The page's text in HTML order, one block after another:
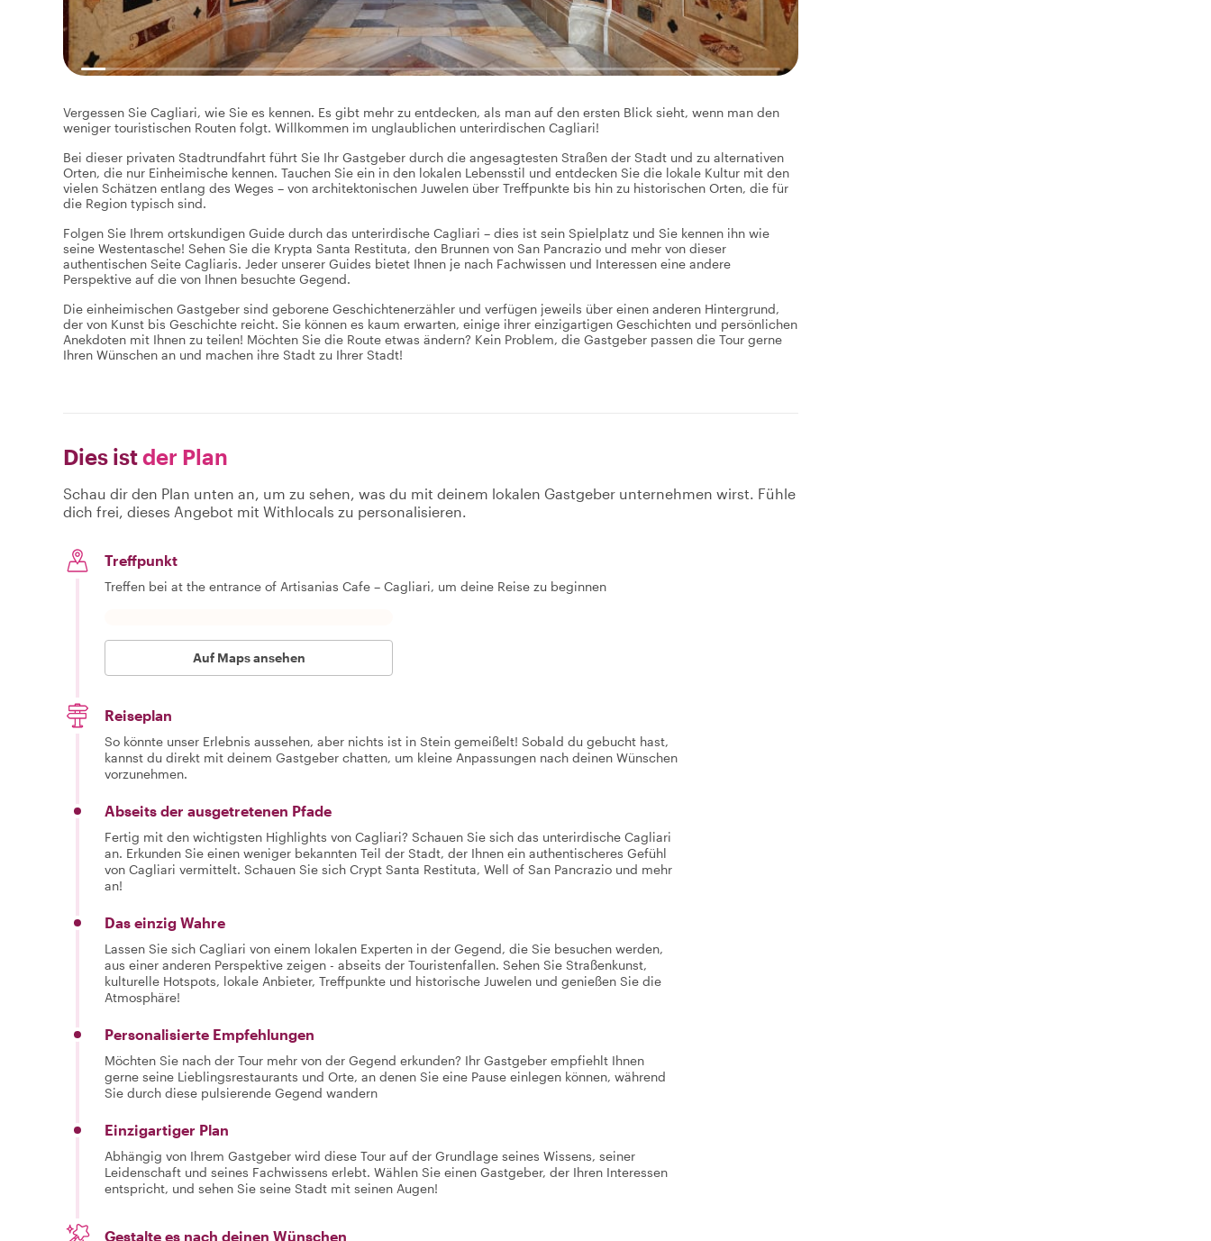
Vergessen Sie Cagliari, wie Sie es kennen. Es gibt mehr zu entdecken, als man auf den ersten Blick sieht, wenn man den
weniger touristischen Routen folgt. Willkommen im unglaublichen unterirdischen Cagliari!
Bei dieser privaten Stadtrundfahrt führt Sie Ihr Gastgeber durch die angesagtesten Straßen der Stadt und zu alternativen
Orten, die nur Einheimische kennen. Tauchen Sie ein in den lokalen Lebensstil und entdecken Sie die lokale Kultur mit den
vielen Schätzen entlang des Weges – von architektonischen Juwelen über Treffpunkte bis hin zu historischen Orten, die für
die Region typisch sind.
Folgen Sie Ihrem ortskundigen Guide durch das unterirdische Cagliari – dies ist sein Spielplatz und Sie kennen ihn wie
seine Westentasche! Sehen Sie die Krypta Santa Restituta, den Brunnen von San Pancrazio und mehr von dieser
authentischen Seite Cagliaris. Jeder unserer Guides bietet Ihnen je nach Fachwissen und Interessen eine andere
Perspektive auf die von Ihnen besuchte Gegend.
Die einheimischen Gastgeber sind geborene Geschichtenerzähler und verfügen jeweils über einen anderen Hintergrund,
der von Kunst bis Geschichte reicht. Sie können es kaum erwarten, einige ihrer einzigartigen Geschichten und persönlichen
Anekdoten mit Ihnen zu teilen! Möchten Sie die Route etwas ändern? Kein Problem, die Gastgeber passen die Tour gerne
Ihren Wünschen an und machen ihre Stadt zu Ihrer Stadt!
Dies istder Plan
Schau dir den Plan unten an, um zu sehen, was du mit deinem lokalen Gastgeber unternehmen wirst. Fühle
dich frei, dieses Angebot mit Withlocals zu personalisieren.
Treffpunkt
Treffen bei at the entrance of Artisanias Cafe – Cagliari, um deine Reise zu beginnen
Auf Maps ansehen
Reiseplan
So könnte unser Erlebnis aussehen, aber nichts ist in Stein gemeißelt! Sobald du gebucht hast,
kannst du direkt mit deinem Gastgeber chatten, um kleine Anpassungen nach deinen Wünschen
vorzunehmen.
Abseits der ausgetretenen Pfade
Fertig mit den wichtigsten Highlights von Cagliari? Schauen Sie sich das unterirdische Cagliari
an. Erkunden Sie einen weniger bekannten Teil der Stadt, der Ihnen ein authentischeres Gefühl
von Cagliari vermittelt. Schauen Sie sich Crypt Santa Restituta, Well of San Pancrazio und mehr
an!
Das einzig Wahre
Lassen Sie sich Cagliari von einem lokalen Experten in der Gegend, die Sie besuchen werden,
aus einer anderen Perspektive zeigen - abseits der Touristenfallen. Sehen Sie Straßenkunst,
kulturelle Hotspots, lokale Anbieter, Treffpunkte und historische Juwelen und genießen Sie die
Atmosphäre!
Personalisierte Empfehlungen
Möchten Sie nach der Tour mehr von der Gegend erkunden? Ihr Gastgeber empfiehlt Ihnen
gerne seine Lieblingsrestaurants und Orte, an denen Sie eine Pause einlegen können, während
Sie durch diese pulsierende Gegend wandern
Einzigartiger Plan
Abhängig von Ihrem Gastgeber wird diese Tour auf der Grundlage seines Wissens, seiner
Leidenschaft und seines Fachwissens erlebt. Wählen Sie einen Gastgeber, der Ihren Interessen
entspricht, und sehen Sie seine Stadt mit seinen Augen!
Gestalte es nach deinen Wünschen